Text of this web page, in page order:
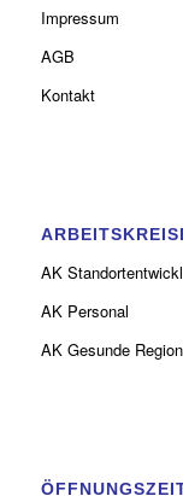
Impressum
AGB
Kontakt
AK
AK Personal
AK Gesunde Region